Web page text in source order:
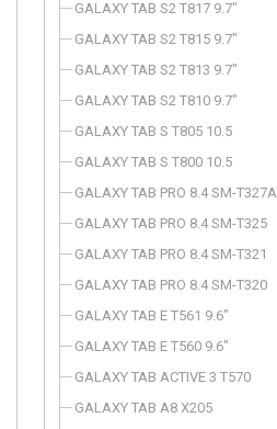
GALAXY TAB S2 T817 9.7"
GALAXY TAB S2 T815 9.7"
GALAXY TAB S2 T813 9.7"
GALAXY TAB S2 T810 9.7"
GALAXY TAB S T805 10.5
GALAXY TAB S T800 10.5
GALAXY TAB PRO 8.4 SM-T327A
GALAXY TAB PRO 8.4 SM-T325
GALAXY TAB PRO 8.4 SM-T321
GALAXY TAB PRO 8.4 SM-T320
GALAXY TAB E T561 9.6"
GALAXY TAB E T560 9.6"
GALAXY TAB ACTIVE 3 T570
GALAXY TAB A8 X205